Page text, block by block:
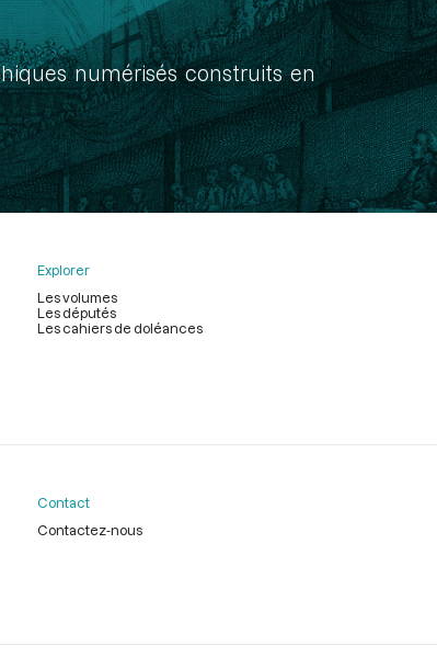
numérisés construits en
Explorer
Les volumes
Les députés
Les cahiers de doléances
Contact
Contactez-nous